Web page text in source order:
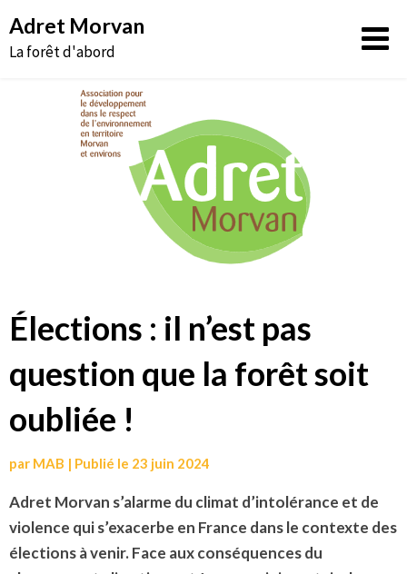
au
contenu
Adret Morvan
La forêt d'abord
Élections : il n’est pas
question que la forêt soit
oubliée !
par MAB | Publié le 23 juin 2024
Adret Morvan s’alarme du climat d’intolérance et de
violence qui s’exacerbe en France dans le contexte des
élections à venir. Face aux conséquences du